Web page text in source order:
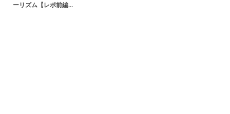
ーリズム【レポ前編…